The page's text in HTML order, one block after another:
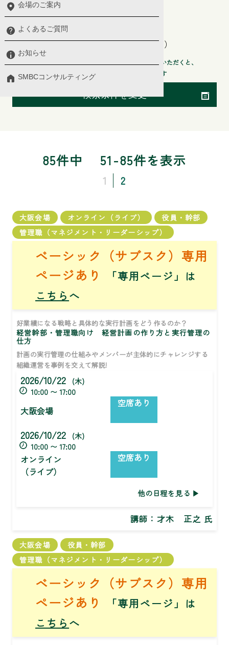
会場のご案内
よくあるご質問
お知らせ
SMBCコンサルティング
2026年8月7日〜2027年8月7日
階層
管理職（マネジメント・リーダーシップ）
検索条件からセミナー会場や開催日などを指定いただくと、
より探したいセミナーが検索できます
検索条件を変更
85件中 51-85件を表示
1 2
大阪会場 オンライン（ライブ）
役員・幹部
管理職（マネジメント・リーダーシップ）
ベーシック（サブスク）専用
ページあり
「専用ページ」は
こちら へ
好業績になる戦略と具体的な実行計画をどう作るのか？
経営幹部・管理職向け 経営計画の作り方と実行管理の
仕方
計画の実行管理の仕組みやメンバーが主体的にチャレンジする
組織運営を事例を交えて解説!
2026/10/22
(木)
10:00 〜 17:00
大阪会場
空席あり
2026/10/22
(木)
10:00 〜 17:00
オンライン
（ライブ）
空席あり
他の日程を見る
講師： 才木 正之 氏
大阪会場
役員・幹部
管理職（マネジメント・リーダーシップ）
ベーシック（サブスク）専用
ページあり
「専用ページ」は
こちら へ